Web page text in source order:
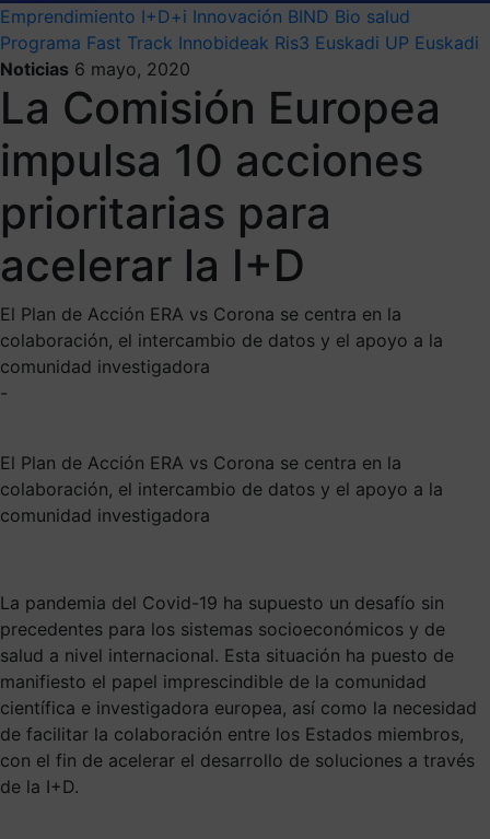
Emprendimiento I+D+i Innovación BIND Bio salud
Programa Fast Track Innobideak Ris3 Euskadi UP Euskadi
Noticias 6 mayo, 2020
La Comisión Europea
impulsa 10 acciones
prioritarias para
acelerar la I+D
El Plan de Acción ERA vs Corona se centra en la
colaboración, el intercambio de datos y el apoyo a la
comunidad investigadora
-
El Plan de Acción ERA vs Corona se centra en la
colaboración, el intercambio de datos y el apoyo a la
comunidad investigadora
La pandemia del Covid-19 ha supuesto un desafío sin
precedentes para los sistemas socioeconómicos y de
salud a nivel internacional. Esta situación ha puesto de
manifiesto el papel imprescindible de la comunidad
científica e investigadora europea, así como la necesidad
de facilitar la colaboración entre los Estados miembros,
con el fin de acelerar el desarrollo de soluciones a través
de la I+D.